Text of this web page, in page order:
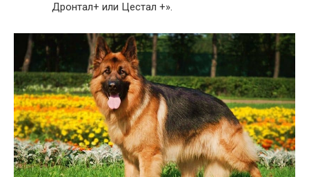
Дронтал+ или Цестал +».